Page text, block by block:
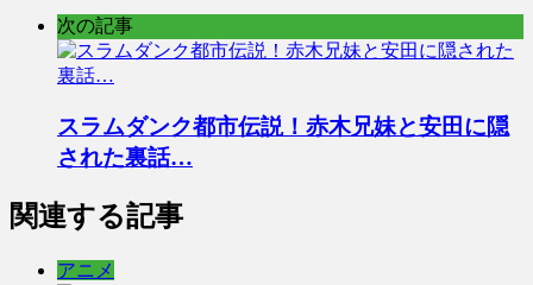
次の記事
スラムダンク都市伝説！赤木兄妹と安田に隠
された裏話…
関連する記事
アニメ